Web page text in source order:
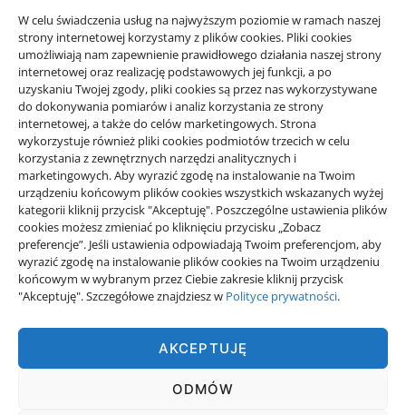
W celu świadczenia usług na najwyższym poziomie w ramach naszej
strony internetowej korzystamy z plików cookies. Pliki cookies
umożliwiają nam zapewnienie prawidłowego działania naszej strony
internetowej oraz realizację podstawowych jej funkcji, a po
uzyskaniu Twojej zgody, pliki cookies są przez nas wykorzystywane
do dokonywania pomiarów i analiz korzystania ze strony
internetowej, a także do celów marketingowych. Strona
wykorzystuje również pliki cookies podmiotów trzecich w celu
korzystania z zewnętrznych narzędzi analitycznych i
marketingowych. Aby wyrazić zgodę na instalowanie na Twoim
urządzeniu końcowym plików cookies wszystkich wskazanych wyżej
kategorii kliknij przycisk "Akceptuję". Poszczególne ustawienia plików
cookies możesz zmieniać po kliknięciu przycisku „Zobacz
preferencje”. Jeśli ustawienia odpowiadają Twoim preferencjom, aby
wyrazić zgodę na instalowanie plików cookies na Twoim urządzeniu
końcowym w wybranym przez Ciebie zakresie kliknij przycisk
"Akceptuję". Szczegółowe znajdziesz w Polityce prywatności.
AKCEPTUJĘ
ODMÓW
Jak spokojnie zaplanować przejazd
taxi w okolicy Starego Sącza
15/06/2026
Projekty domów Rzeszów
wizytówki nap